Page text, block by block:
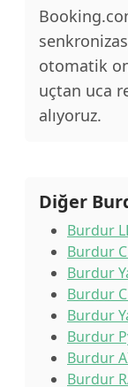
otomatik
uçtan uca
alıyoruz.
Diğer
Burdur
Burdur
Burdur
Burdur
Burdur
Burdur
Burdur
Burdur